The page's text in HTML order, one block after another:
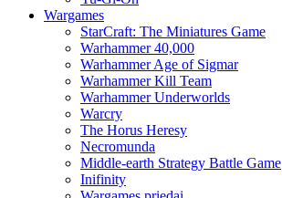
Wargames
StarCraft: The Miniatures Game
Warhammer 40,000
Warhammer Age of Sigmar
Warhammer Kill Team
Warhammer Underworlds
Warcry
The Horus Heresy
Necromunda
Middle-earth Strategy Battle Game
Inifinity